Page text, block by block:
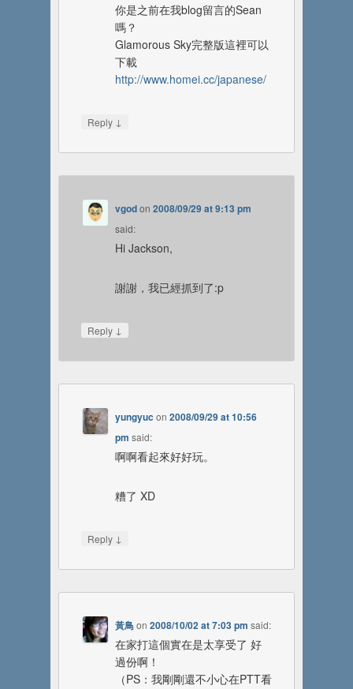
你是之前在我blog留言的Sean
嗎？
Glamorous Sky完整版這裡可以
下載
http://www.homei.cc/japanese/
Reply ↓
vgodon2008/09/29 at 9:13 pm
said:
Hi Jackson,
謝謝，我已經抓到了:p
Reply ↓
yungyuc on2008/09/29 at 10:56
pm said:
啊啊看起來好好玩。
糟了 XD
Reply ↓
黃鳥on2008/10/02 at 7:03 pm said:
在家打這個實在是太享受了 好
過份啊！
（PS：我剛剛還不小心在PTT看